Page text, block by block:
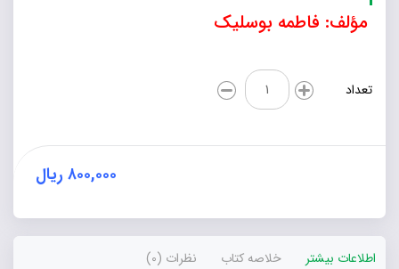
مؤلف: فاطمه بوسلیک
تعداد
من
و
خانواده‌ی
عدد
۸۰۰,۰۰۰ ریال
اطلاعات بیشتر خلاصه کتاب نظرات (0)